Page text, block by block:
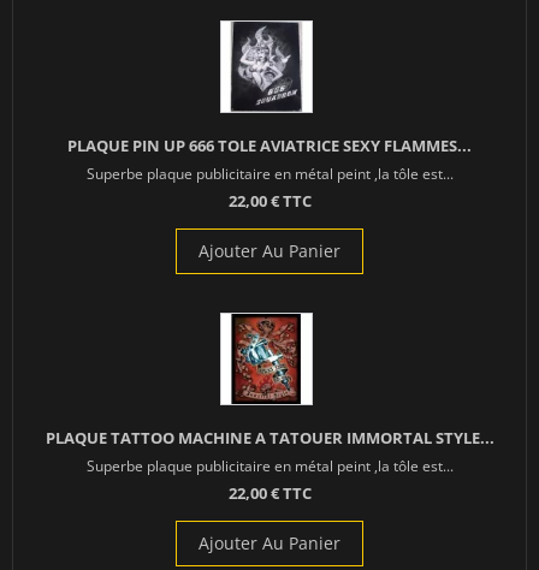
PLAQUE PIN UP 666 TOLE AVIATRICE SEXY FLAMMES...
Superbe plaque publicitaire en métal peint ,la tôle est...
22,00 € TTC
Ajouter Au Panier
PLAQUE TATTOO MACHINE A TATOUER IMMORTAL STYLE...
Superbe plaque publicitaire en métal peint ,la tôle est...
22,00 € TTC
Ajouter Au Panier